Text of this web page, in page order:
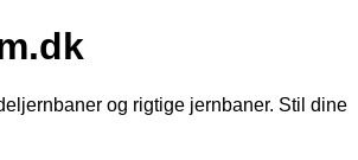
og rigtige jernbaner. Stil dine